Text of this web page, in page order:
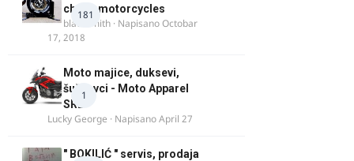
181
chock motorcycles
blacksmith · NapisanoOctobar
17, 2018
1
Moto majice, duksevi,
šuškavci - Moto Apparel
SRB
Lucky George · NapisanoApril 27
" BOKILIĆ " servis, prodaja